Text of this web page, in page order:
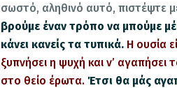
σωστό, αληθινό αυτό, πιστέψτε
βρούμε έναν τρόπο να μπούμε
κάνει κανείς τα τυπικά. Η ουσία
ξυπνήσει η ψυχή και ν’ αγαπήσει
στο θείο έρωτα. Έτσι θα μάς